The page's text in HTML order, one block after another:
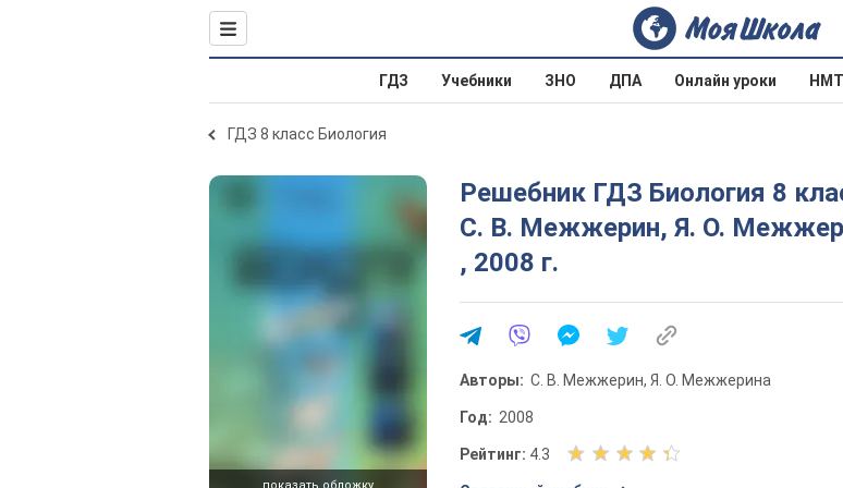
ГДЗ Учебники ЗНО ДПА Онлайн уроки НМТ
ГДЗ 8 класс Биология
Решебник ГДЗ Биология 8
С. В. Межжерин, Я. О.
, 2008 г.
Авторы: С. В. Межжерин, Я. О. Межжерина
Год: 2008
Рейтинг: 4.3
О